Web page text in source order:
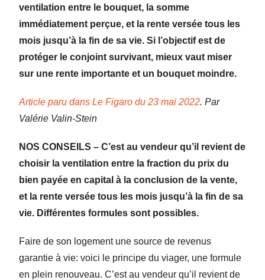
ventilation entre le bouquet, la somme
immédiatement perçue, et la rente versée tous les
mois jusqu’à la fin de sa vie. Si l’objectif est de
protéger le conjoint survivant, mieux vaut miser
sur une rente importante et un bouquet moindre.
Article paru dans Le Figaro du 23 mai 2022. Par
Valérie Valin-Stein
NOS CONSEILS – C’est au vendeur qu’il revient de
choisir la ventilation entre la fraction du prix du
bien payée en capital à la conclusion de la vente,
et la rente versée tous les mois jusqu’à la fin de sa
vie. Différentes formules sont possibles.
Faire de son logement une source de revenus
garantie à vie: voici le principe du viager, une formule
en plein renouveau. C’est au vendeur qu’il revient de